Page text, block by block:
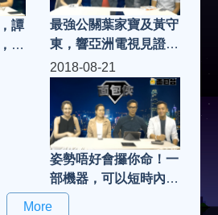
譚
推
最強公關葉家寶及黃守
東，響亞洲電視見證什
麼是「危機」及「災
難」！「關公」變「公
關」呢集我和公關有個
約會 | 面包俠 (第81集)
2018-08-21
姿勢唔好會攞你命！一
部機器，可以短時內令
你挺胸縮圖，又會高
More